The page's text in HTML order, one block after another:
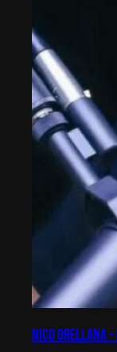
Nico Orellana –